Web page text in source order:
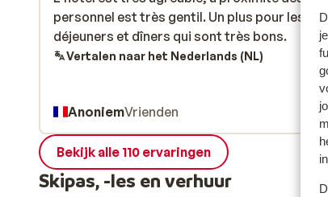
personnel est très gentil. Un plus pour les
déjeuners et dîners qui sont très bons.
personnel est très gentil. Un plus pour les
déjeuners et dîners qui sont très bons.
Vertalen naar het Nederlands (NL)
AnoniemVrienden
Bekijk alle 110 ervaringen
Skipas, -les en verhuur